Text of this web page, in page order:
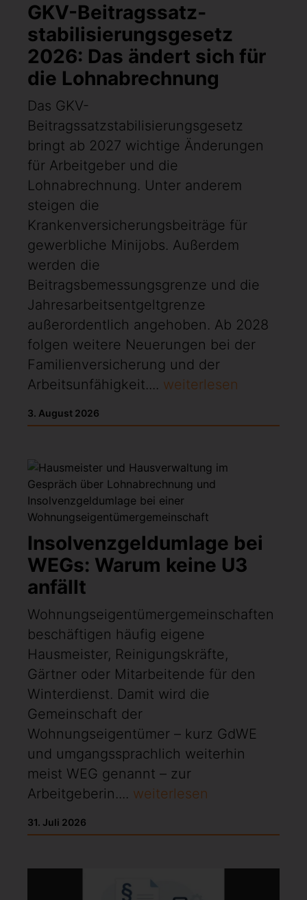
GKV-Beitragssatz­
stabilisierungsgesetz
2026: Das ändert sich für
die Lohnabrechnung
Das GKV-
Beitragssatzstabilisierungsgesetz
bringt ab 2027 wichtige Änderungen
für Arbeitgeber und die
Lohnabrechnung. Unter anderem
steigen die
Krankenversicherungsbeiträge für
gewerbliche Minijobs. Außerdem
werden die
Beitragsbemessungsgrenze und die
Jahresarbeitsentgeltgrenze
außerordentlich angehoben. Ab 2028
folgen weitere Neuerungen bei der
Familienversicherung und der
Arbeitsunfähigkeit.... weiterlesen
3. August 2026
Insolvenzgeldumlage bei
WEGs: Warum keine U3
anfällt
Wohnungseigentümergemeinschaften
beschäftigen häufig eigene
Hausmeister, Reinigungskräfte,
Gärtner oder Mitarbeitende für den
Winterdienst. Damit wird die
Gemeinschaft der
Wohnungseigentümer – kurz GdWE
und umgangssprachlich weiterhin
meist WEG genannt – zur
Arbeitgeberin.... weiterlesen
31. Juli 2026